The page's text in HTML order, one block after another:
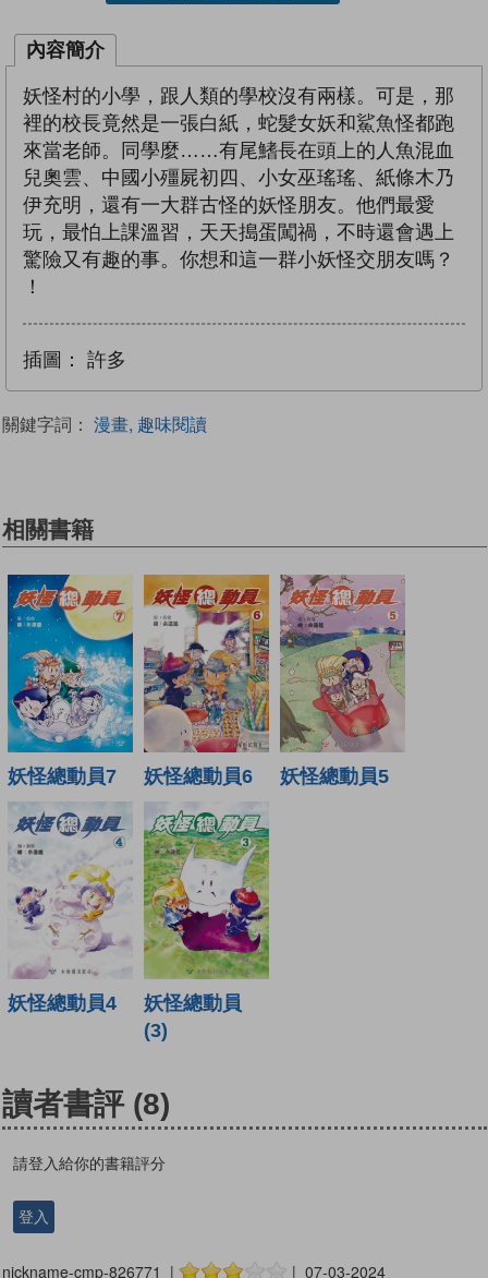
內容簡介
妖怪村的小學，跟人類的學校沒有兩樣。可是，那
裡的校長竟然是一張白紙，蛇髮女妖和鯊魚怪都跑
來當老師。同學麼……有尾鰭長在頭上的人魚混血
兒奧雲、中國小殭屍初四、小女巫瑤瑤、紙條木乃
伊充明，還有一大群古怪的妖怪朋友。他們最愛
玩，最怕上課溫習，天天搗蛋闖禍，不時還會遇上
驚險又有趣的事。你想和這一群小妖怪交朋友嗎？
！
插圖： 許多
關鍵字詞： 漫畫, 趣味閱讀
相關書籍
妖怪總動員7 妖怪總動員6 妖怪總動員5
妖怪總動員4
妖怪總動員
(3)
讀者書評 (8)
請登入給你的書籍評分
登入
nickname-cmp-826771 | | 07-03-2024